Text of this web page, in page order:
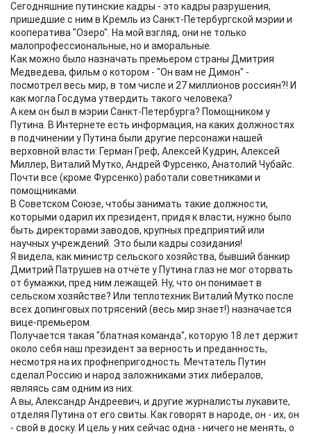
Сегодняшние путинские кадры - это кадры разрушения,
пришедшие с ним в Кремль из Санкт-Петербургской мэрии и
кооператива "Озеро". На мой взгляд, они не только
малопрофессиональные, но и аморальные.
Как можно было назначать премьером страны Дмитрия
Медведева, фильм о котором - "Он вам не Димон" -
посмотрел весь мир, в том числе и 27 миллионов россиян?! И
как могла Госдума утвердить такого человека?
А кем он был в мэрии Санкт-Петербурга? Помощником у
Путина. В Интернете есть информация, на каких должностях
в подчинении у Путина были другие персонажи нашей
верховной власти: Герман Греф, Алексей Кудрин, Алексей
Миллер, Виталий Мутко, Андрей Фурсенко, Анатолий Чубайс.
Почти все (кроме Фурсенко) работали советниками и
помощниками.
В Советском Союзе, чтобы занимать такие должности,
которыми одарил их президент, придя к власти, нужно было
быть директорами заводов, крупных предприятий или
научных учреждений. Это были кадры созидания!
Я видела, как министр сельского хозяйства, бывший банкир
Дмитрий Патрушев на отчёте у Путина глаз не мог оторвать
от бумажки, пред ним лежащей. Ну, что он понимает в
сельском хозяйстве? Или теплотехник Виталий Мутко после
всех допинговых потрясений (весь мир знает!) назначается
вице-премьером.
Получается такая "блатная команда", которую 18 лет держит
около себя наш президент за верность и преданность,
несмотря на их профнепригодность. Мечтатель Путин
сделал Россию и народ заложниками этих либералов,
являясь сам одним из них.
А вы, Александр Андреевич, и другие журналисты лукавите,
отделяя Путина от его свиты. Как говорят в народе, он - их, он
- свой в доску. И цель у них сейчас одна - ничего не менять, о